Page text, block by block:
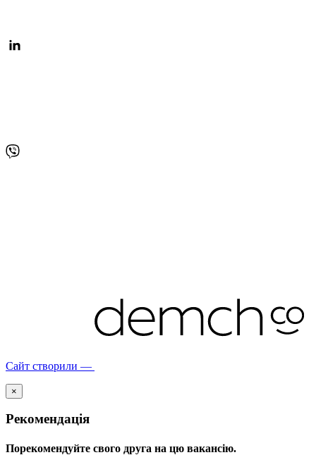
Сайт створили —
×
Рекомендація
Порекомендуйте свого друга на цю вакансію.